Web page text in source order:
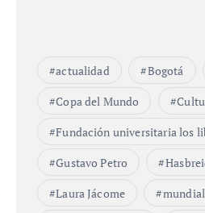
actualidad Bogotá
Copa del Mundo
Fundación universitaria los
Gustavo Petro
Laura Jácome
mundial